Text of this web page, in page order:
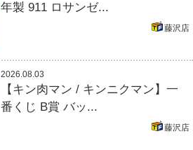
年製 911 ロサンゼ...
藤沢店
2026.08.03
【キン肉マン / キンニクマン】一
番くじ B賞 バッ...
藤沢店